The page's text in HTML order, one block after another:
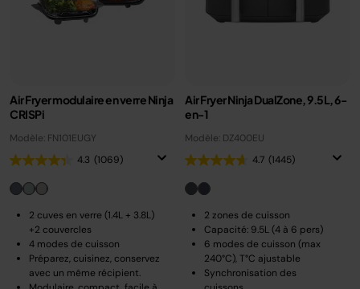
Air Fryer modulaire en verre Ninja
CRISPi
Modèle: FN101EUGY
4.3 (1069)
2 cuves en verre (1.4L + 3.8L)
+2 couvercles
4 modes de cuisson
Préparez, cuisinez, conservez
avec un même récipient.
Air Fryer Ninja DualZone, 9.5L, 6-
en-1
Modèle: DZ400EU
4.7 (1445)
2 zones de cuisson
Capacité: 9.5L (4 à 6 pers)
6 modes de cuisson (max
240°C), T°C ajustable
Synchronisation des